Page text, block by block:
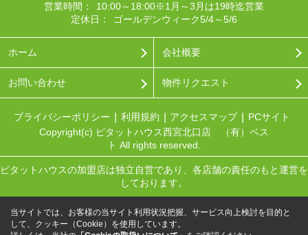
営業時間：
10:00～18:00※1月～3月は19時迄営業
定休日：
ゴールデンウィーク5/4～5/6
ホーム 会社概要
お問い合わせ 物件リクエスト
プライバシーポリシー 利用規約 アクセスマップ
PCサイト
Copyright(c) ピタットハウス西宮北口店 （有）ベス
ト All rights reserved.
ピタットハウスの加盟店は独立自営であり、各店舗の責任のもと運営を
しております。
当サイトでは、お客様の当サイト利用状況把握、サービス向上検討を目的と
して、クッキー（Cookie）を使用しています。